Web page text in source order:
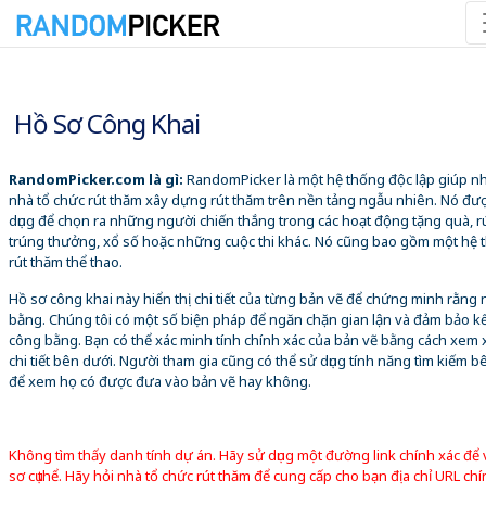
Hồ Sơ Công Khai
RandomPicker.com là gì: RandomPicker là một hệ thống độc lập giúp
nhà tổ chức rút thăm xây dựng rút thăm trên nền tảng ngẫu nhiên. Nó
dụng để chọn ra những người chiến thắng trong các hoạt động tặng quà,
trúng thưởng, xổ số hoặc những cuộc thi khác. Nó cũng bao gồm một hệ
rút thăm thể thao.
Hồ sơ công khai này hiển thị chi tiết của từng bản vẽ để chứng minh rằng
bằng. Chúng tôi có một số biện pháp để ngăn chặn gian lận và đảm bảo
công bằng. Bạn có thể xác minh tính chính xác của bản vẽ bằng cách xem
chi tiết bên dưới. Người tham gia cũng có thể sử dụng tính năng tìm kiếm
để xem họ có được đưa vào bản vẽ hay không.
Không tìm thấy danh tính dự án. Hãy sử dụng một đường link chính xác để
sơ cụ thể. Hãy hỏi nhà tổ chức rút thăm để cung cấp cho bạn địa chỉ URL